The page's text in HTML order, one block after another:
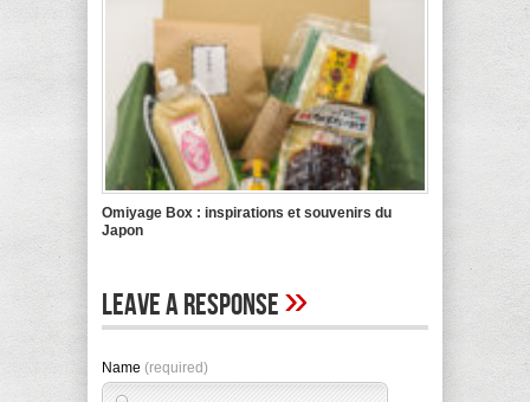
Omiyage Box : inspirations et souvenirs du
Japon
Leave A Response»
Name (required)